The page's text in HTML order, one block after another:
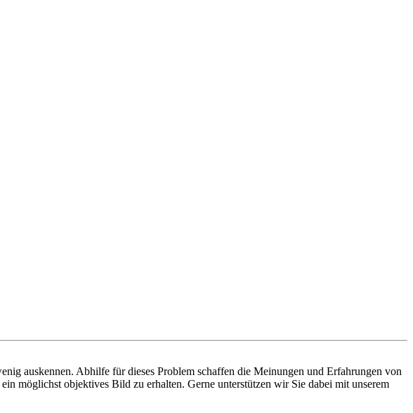
auskennen. Abhilfe für dieses Problem schaffen die Meinungen und Erfahrungen von
möglichst objektives Bild zu erhalten. Gerne unterstützen wir Sie dabei mit unserem